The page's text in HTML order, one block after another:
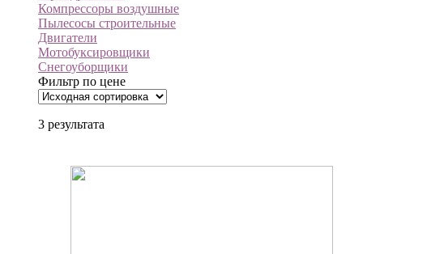
Компрессоры воздушные
Пылесосы строительные
Двигатели
Мотобуксировщики
Снегоуборщики
Фильтр по цене
3 результата